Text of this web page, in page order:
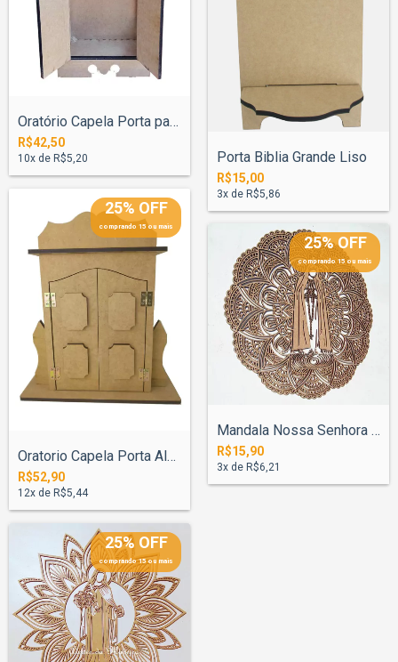
Oratório Capela Porta para Santo 30cm co...
R$42,50
10x de R$5,20
25% OFF
comprando 15 ou mais
Oratorio Capela Porta Almofada para Sant...
R$52,90
12x de R$5,44
Porta Biblia Grande Liso
R$15,00
3x de R$5,86
25% OFF
comprando 15 ou mais
25% OFF
comprando 15 ou mais
Mandala Nossa Senhora Fatima 30cm Mod 3
R$15,90
3x de R$6,21